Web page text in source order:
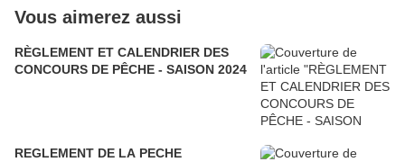
Vous aimerez aussi
RÈGLEMENT ET CALENDRIER DES
CONCOURS DE PÊCHE - SAISON 2024
REGLEMENT DE LA PECHE